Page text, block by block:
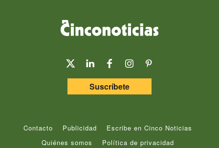
Suscríbete
Contacto Publicidad
Escribe en Cinco Noticias
Quiénes somos
Política de privacidad